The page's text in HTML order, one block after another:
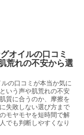
オイルの口コミ
荒れの不安から選
の口コミが本当か気に
いう声や肌荒れの不安
質に合うのか、摩擦を
失敗しない選び方まで
モヤモヤを短時間で解
でも判断しやすくなり